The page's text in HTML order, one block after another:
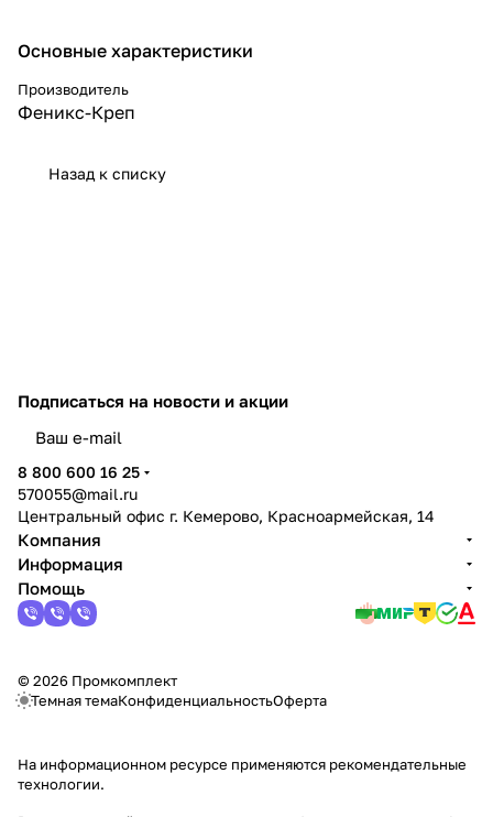
Основные характеристики
Производитель
Феникс-Креп
Назад к списку
Подписаться на новости и акции
8 800 600 16 25
570055@mail.ru
Центральный офис г. Кемерово, Красноармейская, 14
Компания
Информация
Помощь
© 2026 Промкомплект
Темная темаКонфиденциальностьОферта
На информационном ресурсе применяются рекомендательные
технологии.